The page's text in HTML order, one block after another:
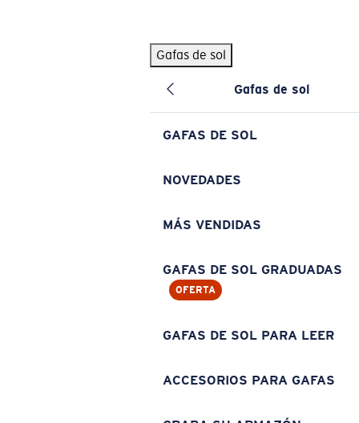
Gafas de sol
Gafas de sol
GAFAS DE SOL
NOVEDADES
MÁS VENDIDAS
GAFAS DE SOL GRADUADAS
OFERTA
GAFAS DE SOL PARA LEER
ACCESORIOS PARA GAFAS
BÚSQUEDAS POPULARES
Pilothouse PRO Limited Edition Pack Exclusivo
Gafas de sol personalizadas
Los más vendidos de gafas de sol